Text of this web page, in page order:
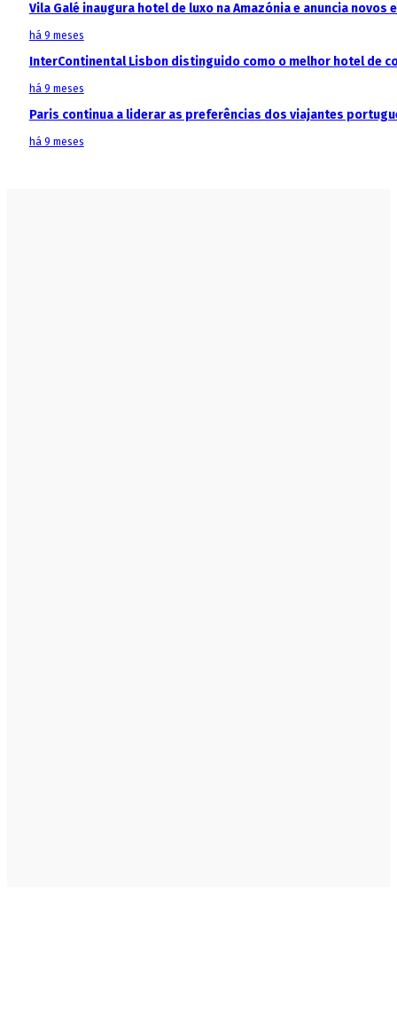
Vila Galé inaugura hotel de luxo na Amazónia e anuncia
há 9 meses
InterContinental Lisbon distinguido como o melhor hotel de
há 9 meses
Paris continua a liderar as preferências dos viajantes
há 9 meses